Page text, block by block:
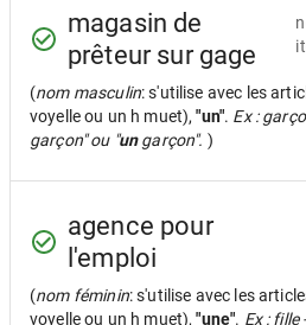
magasin de
prêteur sur gage
(nom masculin: s'utilise avec les
voyelle ou un h muet),"un". Ex :
garçon" ou "ungarçon". )
agence pour
l'emploi
(nom féminin: s'utilise avec les
voyelle ou un h muet),"une". Ex : fille